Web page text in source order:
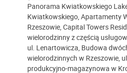
Panorama Kwiatkowskiego
Kwiatkowskiego, Apartamenty
Rzeszowie, Capital Towers
wielorodzinny z częścią
ul. Lenartowicza, Budowa
wielorodzinnych w Rzeszowie,
produkcyjno-magazynowa w